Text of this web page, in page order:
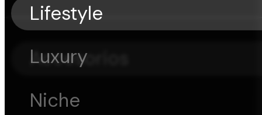
Accesorios
Lifestyle
Luxury
Niche